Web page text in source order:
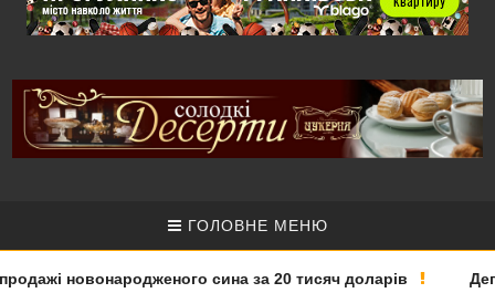
ГОЛОВНЕ МЕНЮ
новонародженого сина за 20 тисяч доларів